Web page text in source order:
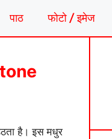
पाठ फोटो / इमेज
है। इस मधुर